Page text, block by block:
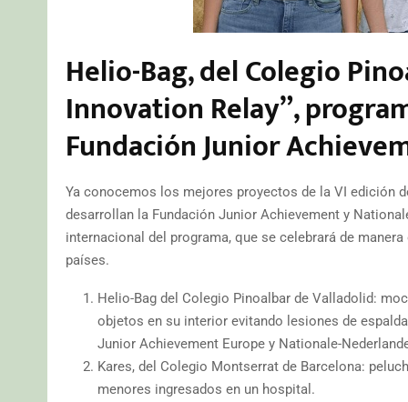
Helio-Bag, del Colegio
Innovation Relay”,
Fundación Junior
Ya conocemos los mejores proyectos de la VI edición
desarrollan la Fundación Junior Achievement y
internacional del programa, que se celebrará de
países.
Helio-Bag del Colegio Pinoalbar de Valladolid:
objetos en su interior evitando lesiones de
Junior Achievement Europe y Nationale-
Kares, del Colegio Montserrat de Barcelona:
menores ingresados en un hospital.